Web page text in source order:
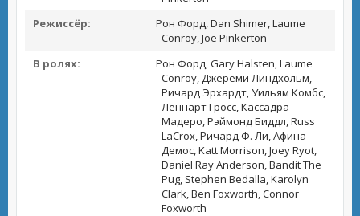
Режиссёр:
Рон Форд, Dan Shimer, Laume
Conroy, Joe Pinkerton
В ролях:
Рон Форд, Gary Halsten, Laume
Conroy, Джереми Линдхольм,
Ричард Эрхардт, Уильям Комбс,
Леннарт Гросс, Кассадра
Мадеро, Рэймонд Биддл, Russ
LaCrox, Ричард Ф. Ли, Афина
Демос, Katt Morrison, Joey Ryot,
Daniel Ray Anderson, Bandit The
Pug, Stephen Bedalla, Karolyn
Clark, Ben Foxworth, Connor
Foxworth